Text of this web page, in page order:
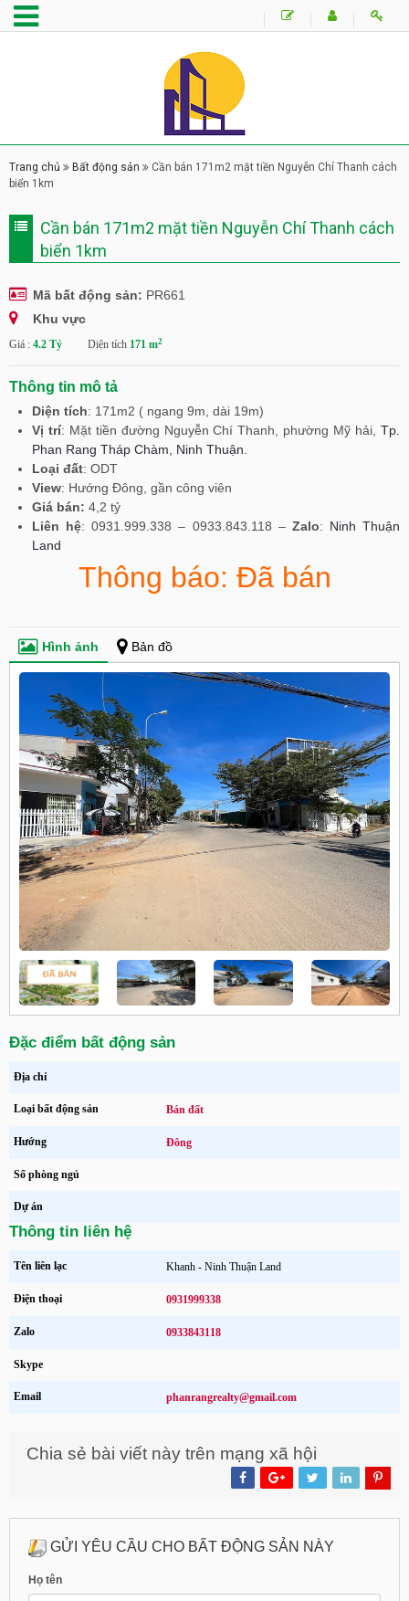
Trang chủ Bất động sản
Cần bán 171m2 mặt tiền Nguyễn Chí Thanh cách
biển 1km
Cần bán 171m2 mặt tiền Nguyễn Chí Thanh cách
biển 1km
Mã bất động sản: PR661
Khu vực
Giá : 4.2 Tỷ Diện tích 171 m2
Thông tin mô tả
Diện tích: 171m2 ( ngang 9m, dài 19m)
Vị trí: Mặt tiền đường Nguyễn Chí Thanh, phường Mỹ hải,Tp.
Phan Rang Tháp Chàm, Ninh Thuận.
Loại đất: ODT
View: Hướng Đông, gần công viên
Giá bán: 4,2 tỷ
Liên hệ: 0931.999.338 – 0933.843.118 – Zalo: Ninh Thuận
Land
Thông báo: Đã bán
Hình ảnh Bản đồ
Đặc điểm bất động sản
Địa chỉ
Loại bất động sản Bán đất
Hướng Đông
Số phòng ngủ
Dự án
Thông tin liên hệ
Tên liên lạc Khanh - Ninh Thuận Land
Điện thoại 0931999338
Zalo 0933843118
Skype
Email phanrangrealty@gmail.com
Chia sẻ bài viết này trên mạng xã hội
GỬI YÊU CẦU CHO BẤT ĐỘNG SẢN NÀY
Họ tên